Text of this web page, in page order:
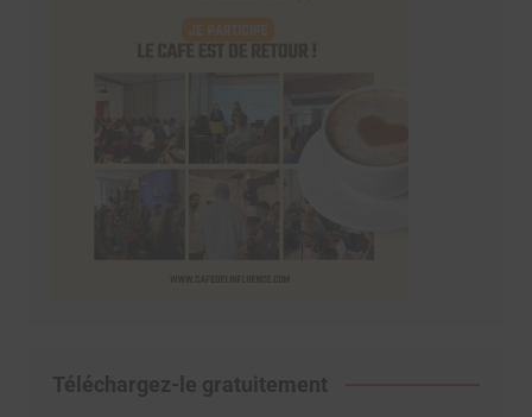
Téléchargez-le gratuitement